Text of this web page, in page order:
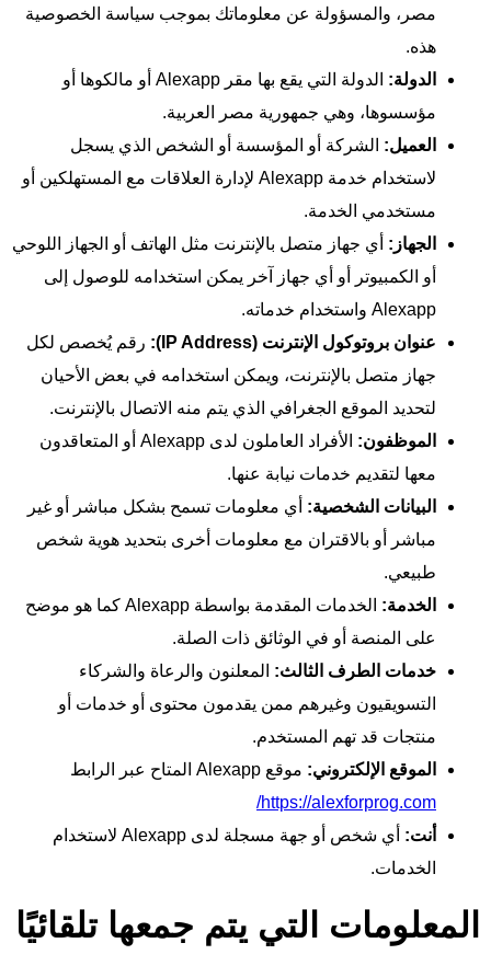
مصر، والمسؤولة عن معلوماتك بموجب سياسة الخصوصية
هذه.
الدولة:
الدولة التي يقع بها مقر Alexapp أو مالكوها أو
مؤسسوها، وهي جمهورية مصر العربية.
العميل: الشركة أو المؤسسة أو الشخص الذي يسجل
لاستخدام خدمة Alexapp لإدارة العلاقات مع المستهلكين أو
مستخدمي الخدمة.
الجهاز: أي جهاز متصل بالإنترنت مثل الهاتف أو الجهاز اللوحي
أو الكمبيوتر أو أي جهاز آخر يمكن استخدامه للوصول إلى
Alexapp واستخدام خدماته.
عنوان بروتوكول الإنترنت (IP Address):
رقم يُخصص لكل
جهاز متصل بالإنترنت، ويمكن استخدامه في بعض الأحيان
لتحديد الموقع الجغرافي الذي يتم منه الاتصال بالإنترنت.
الموظفون:
الأفراد العاملون لدى Alexapp أو المتعاقدون
معها لتقديم خدمات نيابة عنها.
البيانات الشخصية: أي معلومات تسمح بشكل مباشر أو غير
مباشر أو بالاقتران مع معلومات أخرى بتحديد هوية شخص
طبيعي.
الخدمة:
الخدمات المقدمة بواسطة Alexapp كما هو موضح
على المنصة أو في الوثائق ذات الصلة.
خدمات الطرف الثالث: المعلنون والرعاة والشركاء
التسويقيون وغيرهم ممن يقدمون محتوى أو خدمات أو
منتجات قد تهم المستخدم.
الموقع الإلكتروني: موقع Alexapp المتاح عبر الرابط
https://alexforprog.com/
أنت:
أي شخص أو جهة مسجلة لدى Alexapp لاستخدام
الخدمات.
المعلومات التي يتم جمعها تلقائيًا